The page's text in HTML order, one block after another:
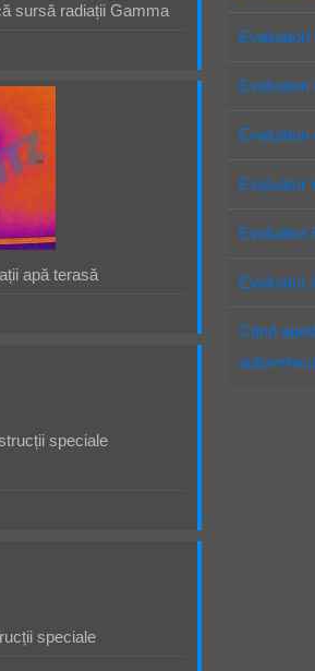
sursă radiații Gamma
apă terasă
speciale
speciale
Evaluatori
Evaluatori
Evaluatori
Evaluator
Evaluator
Evaluator
Când